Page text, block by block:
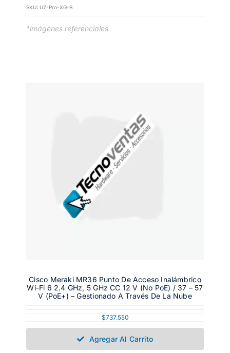
SKU: U7-Pro-XG-B
*imágenes referenciales
Cisco Meraki MR36 Punto De Acceso Inalámbrico
Wi-Fi 6 2.4 GHz, 5 GHz CC 12 V (no PoE) / 37 – 57
V (PoE+) – Gestionado A Través De La Nube
$737.550
Agregar Al Carrito